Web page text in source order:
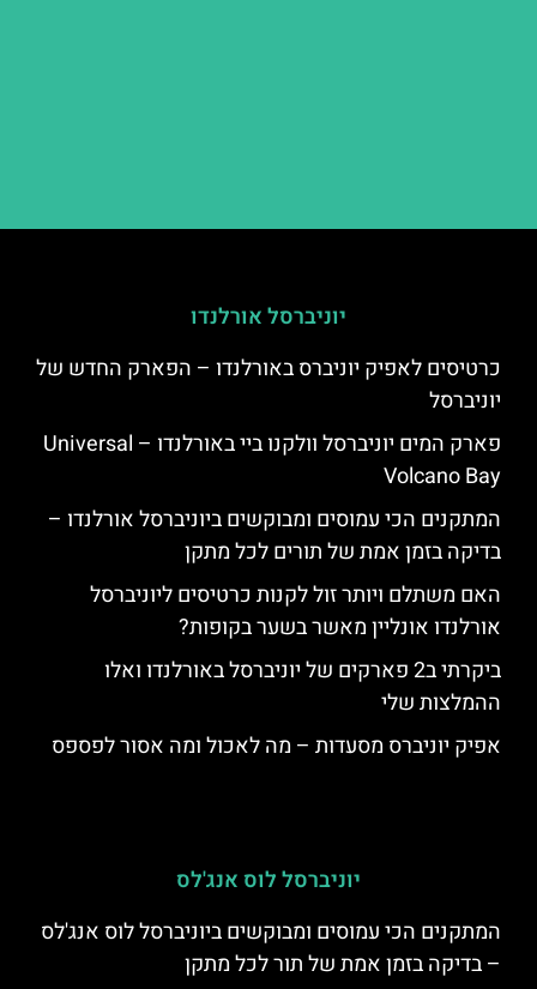
יוניברסל אורלנדו
כרטיסים לאפיק יוניברס באורלנדו – הפארק החדש של
יוניברסל
פארק המים יוניברסל וולקנו ביי באורלנדו – Universal
Volcano Bay
המתקנים הכי עמוסים ומבוקשים ביוניברסל אורלנדו –
בדיקה בזמן אמת של תורים לכל מתקן
האם משתלם ויותר זול לקנות כרטיסים ליוניברסל
אורלנדו אונליין מאשר בשער בקופות?
ביקרתי ב2 פארקים של יוניברסל באורלנדו ואלו
ההמלצות שלי
אפיק יוניברס מסעדות – מה לאכול ומה אסור לפספס
יוניברסל לוס אנג'לס
המתקנים הכי עמוסים ומבוקשים ביוניברסל לוס אנג'לס
– בדיקה בזמן אמת של תור לכל מתקן